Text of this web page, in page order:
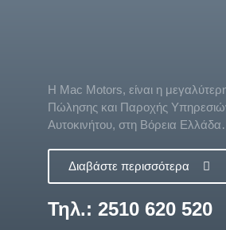
Η Mac Motors, είναι η
Πώλησης και Παροχής
Αυτοκινήτου, στη Βόρεια
Διαβάστε περισσότερα
Τηλ.: 2510 620 520